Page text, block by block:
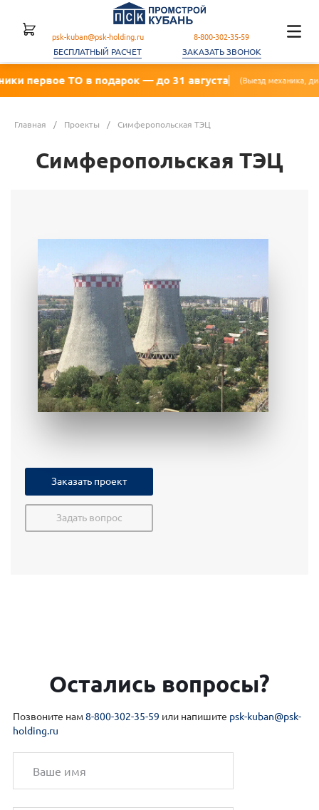
ТО в подарок — до 31 августа (Выезд механика,
psk-kuban@psk-holding.ru
БЕСПЛАТНЫЙ РАСЧЕТ
8-800-302-35-59
ЗАКАЗАТЬ ЗВОНОК
Главная / Проекты / Симферопольская ТЭЦ
Симферопольская ТЭЦ
Заказать проект
Задать вопрос
Остались вопросы?
Позвоните нам8-800-302-35-59 или напишите psk-kuban@psk-
holding.ru